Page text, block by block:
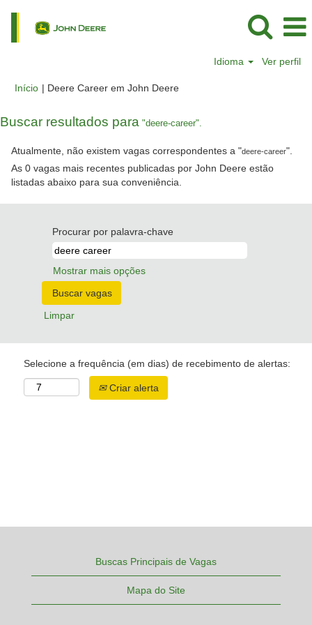
Idioma Ver perfil
Início | Deere Career em John Deere(página
Buscar resultados para "deere-career".
Atualmente, não existem vagas correspondentes a "deere-career".
As 0 vagas mais recentes publicadas por John Deere estão
listadas abaixo para sua conveniência.
Procurar por palavra-chave
Mostrar mais opções
Limpar
Selecione a frequência (em dias) de recebimento de alertas:
Criar alerta
Buscas Principais de Vagas
Mapa do Site